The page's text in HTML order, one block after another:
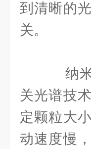
到清晰的
关。
纳米
关光谱技
定颗粒大
动速度慢